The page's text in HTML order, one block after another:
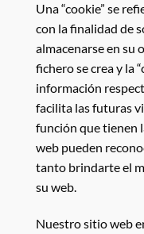
Una “cookie” se
con la finalidad de
almacenarse en su
fichero se crea y la
información
facilita las futuras
función que tienen
web pueden
tanto brindarte el
su web.
Nuestro sitio web